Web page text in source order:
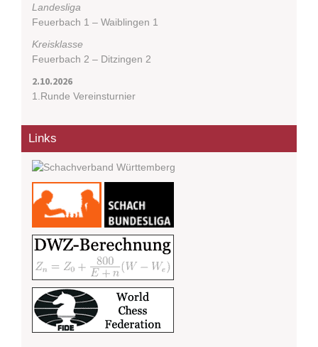
Landesliga
Feuerbach 1 – Waiblingen 1
Kreisklasse
Feuerbach 2 – Ditzingen 2
2.10.2026
1.Runde Vereinsturnier
Links